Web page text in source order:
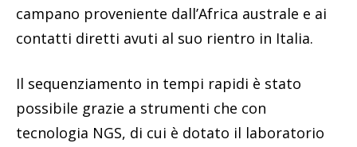
campano proveniente dall’Africa australe e ai
contatti diretti avuti al suo rientro in Italia.
Il sequenziamento in tempi rapidi è stato
possibile grazie a strumenti che con
tecnologia NGS, di cui è dotato il laboratorio